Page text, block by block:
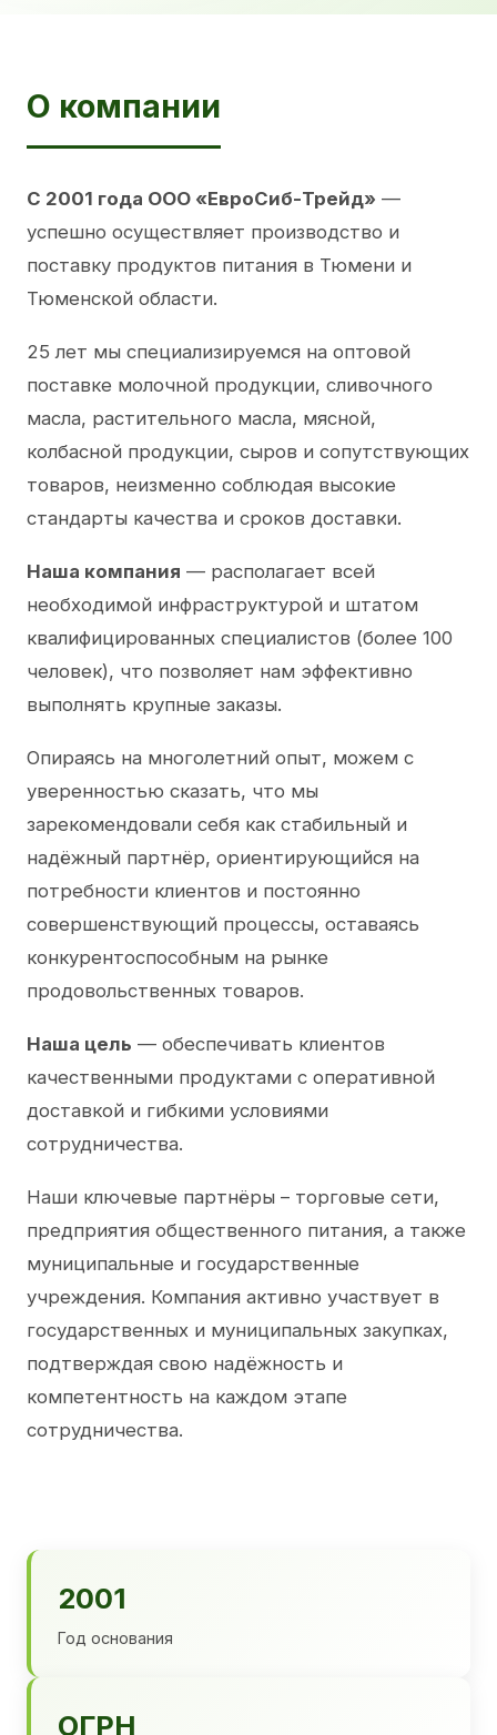
О компании
С 2001 года ООО «ЕвроСиб-Трейд» —
успешно осуществляет производство и
поставку продуктов питания в Тюмени и
Тюменской области.
25 лет мы специализируемся на оптовой
поставке молочной продукции, сливочного
масла, растительного масла, мясной,
колбасной продукции, сыров и сопутствующих
товаров, неизменно соблюдая высокие
стандарты качества и сроков доставки.
Наша компания — располагает всей
необходимой инфраструктурой и штатом
квалифицированных специалистов (более 100
человек), что позволяет нам эффективно
выполнять крупные заказы.
Опираясь на многолетний опыт, можем с
уверенностью сказать, что мы
зарекомендовали себя как стабильный и
надёжный партнёр, ориентирующийся на
потребности клиентов и постоянно
совершенствующий процессы, оставаясь
конкурентоспособным на рынке
продовольственных товаров.
Наша цель — обеспечивать клиентов
качественными продуктами с оперативной
доставкой и гибкими условиями
сотрудничества.
Наши ключевые партнёры – торговые сети,
предприятия общественного питания, а также
муниципальные и государственные
учреждения. Компания активно участвует в
государственных и муниципальных закупках,
подтверждая свою надёжность и
компетентность на каждом этапе
сотрудничества.
2001
Год основания
ОГРН